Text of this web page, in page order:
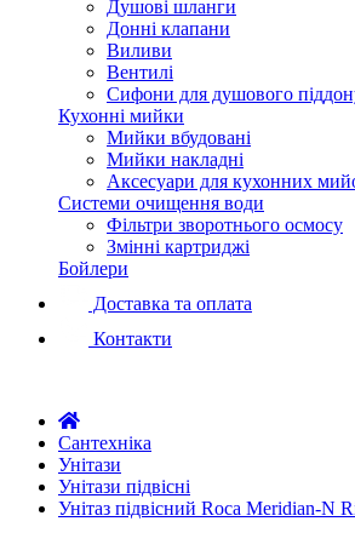
Душові шланги
Донні клапани
Виливи
Вентилі
Сифони для душового
Кухонні мийки
Мийки вбудовані
Мийки накладні
Аксесуари для кухонних
Системи очищення води
Фільтри зворотнього осмосу
Змінні картриджі
Бойлери
Доставка та оплата
Контакти
Сантехніка
Унітази
Унітази підвісні
Унітаз підвісний Roca Meridian-N